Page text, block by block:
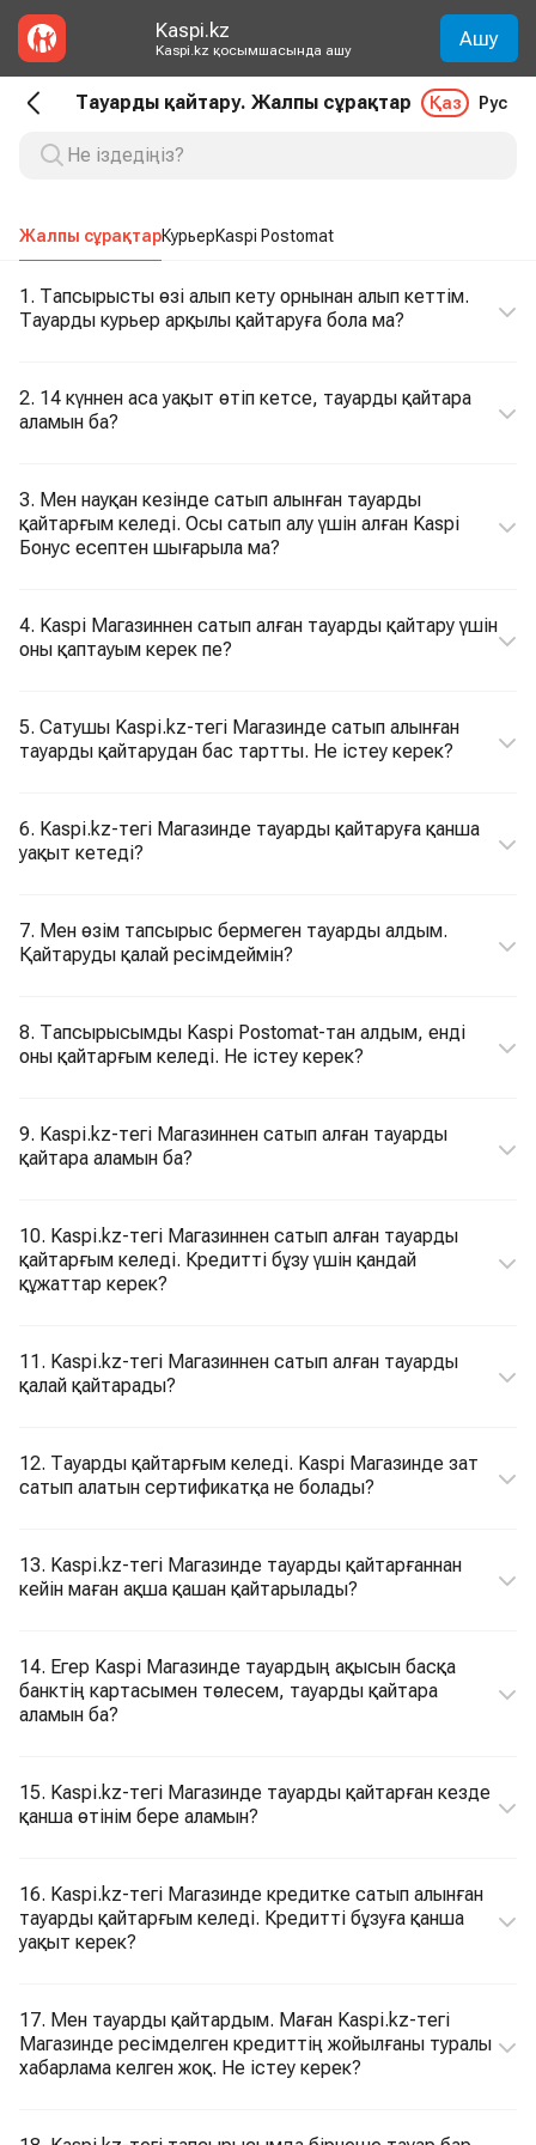
Kaspi.kz
Kaspi.kz қосымшасында ашу Ашу
Тауарды қайтару. Жалпы сұрақтар Қаз Рус
Жалпы сұрақтарКурьерKaspi Postomat
1. Тапсырысты өзі алып кету орнынан алып кеттім.
Тауарды курьер арқылы қайтаруға бола ма?
2. 14 күннен аса уақыт өтіп кетсе, тауарды қайтара
аламын ба?
3. Мен науқан кезінде сатып алынған тауарды
қайтарғым келеді. Осы сатып алу үшін алған Kaspi
Бонус есептен шығарыла ма?
4. Kaspi Магазиннен сатып алған тауарды қайтару үшін
оны қаптауым керек пе?
5. Сатушы Kaspi.kz-тегі Магазинде сатып алынған
тауарды қайтарудан бас тартты. Не істеу керек?
6. Kaspi.kz-тегі Магазинде тауарды қайтаруға қанша
уақыт кетеді?
7. Мен өзім тапсырыс бермеген тауарды алдым.
Қайтаруды қалай ресімдеймін?
8. Тапсырысымды Kaspi Postomat-тан алдым, енді
оны қайтарғым келеді. Не істеу керек?
9. Kaspi.kz-тегі Магазиннен сатып алған тауарды
қайтара аламын ба?
10. Kaspi.kz-тегі Магазиннен сатып алған тауарды
қайтарғым келеді. Кредитті бұзу үшін қандай
құжаттар керек?
11. Kaspi.kz-тегі Магазиннен сатып алған тауарды
қалай қайтарады?
12. Тауарды қайтарғым келеді. Kaspi Магазинде зат
сатып алатын сертификатқа не болады?
13. Kaspi.kz-тегі Магазинде тауарды қайтарғаннан
кейін маған ақша қашан қайтарылады?
14. Егер Kaspi Магазинде тауардың ақысын басқа
банктің картасымен төлесем, тауарды қайтара
аламын ба?
15. Kaspi.kz-тегі Магазинде тауарды қайтарған кезде
қанша өтінім бере аламын?
16. Kaspi.kz-тегі Магазинде кредитке сатып алынған
тауарды қайтарғым келеді. Кредитті бұзуға қанша
уақыт керек?
17. Мен тауарды қайтардым. Маған Kaspi.kz-тегі
Магазинде ресімделген кредиттің жойылғаны туралы
хабарлама келген жоқ. Не істеу керек?